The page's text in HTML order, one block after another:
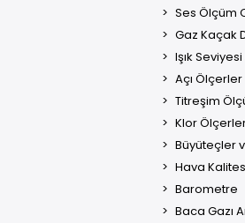
Ses Ölçüm
Gaz Kaçak
Işık
Açı Ölçerler
Titreşim
Klor
Büyüteçler
Hava
Barometre
Baca Gazı